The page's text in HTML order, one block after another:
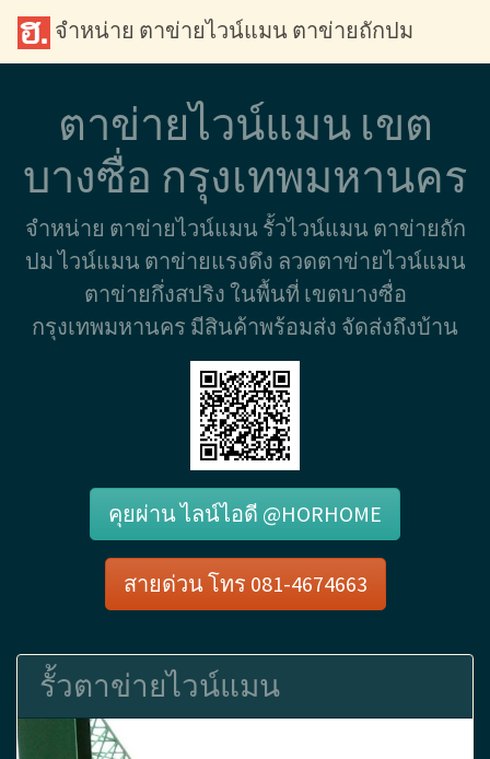
จำหน่าย ตาข่ายไวน์แมน ตาข่ายถักปม
ตาข่ายไวน์แมน เขต
บางซื่อ กรุงเทพมหานคร
จำหน่าย ตาข่ายไวน์แมน รั้วไวน์แมน ตาข่ายถัก
ปม ไวน์แมน ตาข่ายแรงดึง ลวดตาข่ายไวน์แมน
ตาข่ายกึ่งสปริง ในพื้นที่ เขตบางซื่อ
กรุงเทพมหานคร มีสินค้าพร้อมส่ง จัดส่งถึงบ้าน
คุยผ่าน ไลน์ไอดี @HORHOME
สายด่วน โทร 081-4674663
รั้วตาข่ายไวน์แมน